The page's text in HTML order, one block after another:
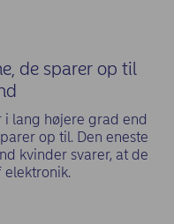
de sparer op til
i lang højere grad end
op til. Den eneste
kvinder svarer, at de